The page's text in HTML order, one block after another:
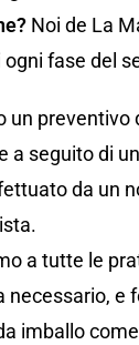
Noi de La
fase del
un preventivo
a seguito di
da un
a tutte le
necessario, e
imballo